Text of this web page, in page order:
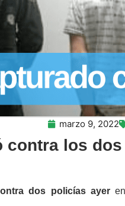
marzo 9, 2022
contra los
dos policías ayeren